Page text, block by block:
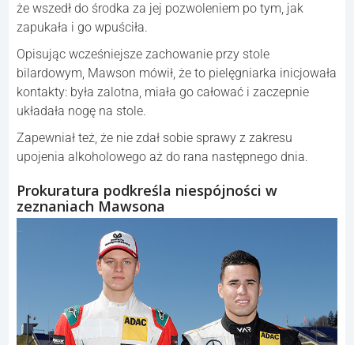
że wszedł do środka za jej pozwoleniem po tym, jak
zapukała i go wpuściła.
Opisując wcześniejsze zachowanie przy stole
bilardowym, Mawson mówił, że to pielęgniarka inicjowała
kontakty: była zalotna, miała go całować i zaczepnie
układała nogę na stole.
Zapewniał też, że nie zdał sobie sprawy z zakresu
upojenia alkoholowego aż do rana następnego dnia.
Prokuratura podkreśla niespójności w
zeznaniach Mawsona